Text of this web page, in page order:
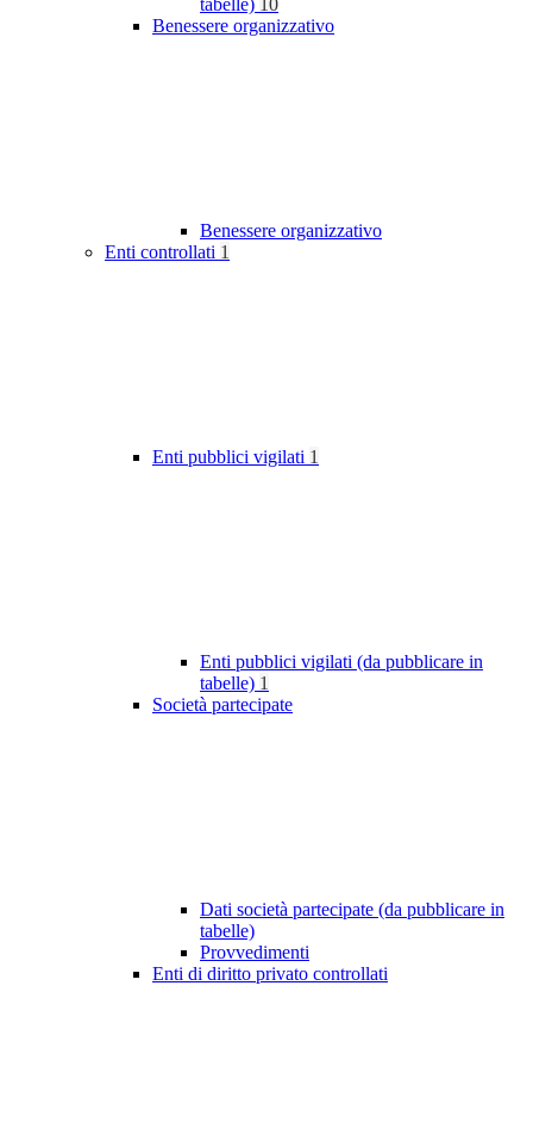
tabelle)
10
Benessere organizzativo
Benessere organizzativo
Enti controllati 1
Enti pubblici vigilati 1
Enti pubblici vigilati (da pubblicare in
tabelle) 1
Società partecipate
Dati società partecipate (da pubblicare in
tabelle)
Provvedimenti
Enti di diritto privato controllati